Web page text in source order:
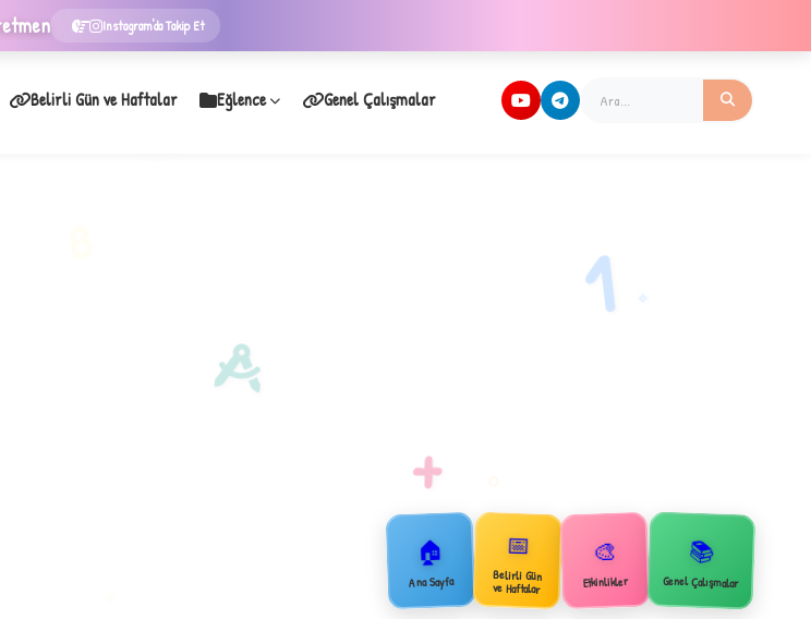
Instagram'da Takip Et
✧
Belirli Gün ve Haftalar Eğlence Genel Çalışmalar
🏠
Ana Sayfa
📅
Belirli Gün
ve Haftalar
🎨
Etkinlikler
📚
Genel Çalışmalar
1
+